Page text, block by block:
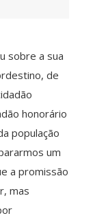
sobre a sua
de
honorário
população
um
a promissão
mas